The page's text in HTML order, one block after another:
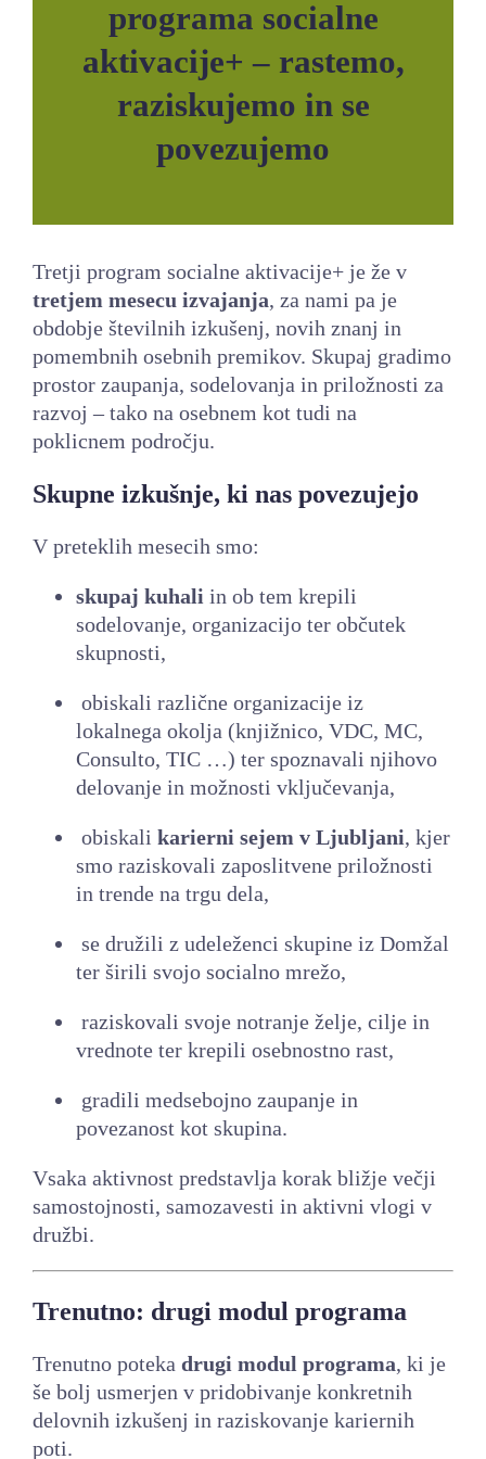
LOKALNA TOČKA SVOS
programa socialne
aktivacije+ – rastemo,
raziskujemo in se
povezujemo
Tretji program socialne aktivacije+ je že v
tretjem mesecu izvajanja, za nami pa je
obdobje številnih izkušenj, novih znanj in
pomembnih osebnih premikov. Skupaj gradimo
prostor zaupanja, sodelovanja in priložnosti za
razvoj – tako na osebnem kot tudi na
poklicnem področju.
Skupne izkušnje, ki nas povezujejo
V preteklih mesecih smo:
skupaj kuhali in ob tem krepili
sodelovanje, organizacijo ter občutek
skupnosti,
obiskali različne organizacije iz
lokalnega okolja (knjižnico, VDC, MC,
Consulto, TIC …) ter spoznavali njihovo
delovanje in možnosti vključevanja,
obiskali karierni sejem v Ljubljani, kjer
smo raziskovali zaposlitvene priložnosti
in trende na trgu dela,
se družili z udeleženci skupine iz Domžal
ter širili svojo socialno mrežo,
raziskovali svoje notranje želje, cilje in
vrednote ter krepili osebnostno rast,
gradili medsebojno zaupanje in
povezanost kot skupina.
Vsaka aktivnost predstavlja korak bližje večji
samostojnosti, samozavesti in aktivni vlogi v
družbi.
Trenutno: drugi modul programa
Trenutno poteka drugi modul programa, ki je
še bolj usmerjen v pridobivanje konkretnih
delovnih izkušenj in raziskovanje kariernih
poti.